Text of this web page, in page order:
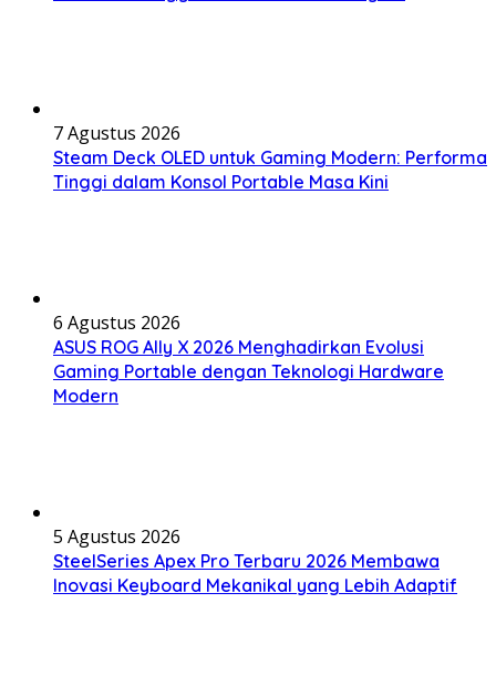
7 Agustus 2026
Steam Deck OLED untuk Gaming Modern: Performa
Tinggi dalam Konsol Portable Masa Kini
6 Agustus 2026
ASUS ROG Ally X 2026 Menghadirkan Evolusi
Gaming Portable dengan Teknologi Hardware
Modern
5 Agustus 2026
SteelSeries Apex Pro Terbaru 2026 Membawa
Inovasi Keyboard Mekanikal yang Lebih Adaptif